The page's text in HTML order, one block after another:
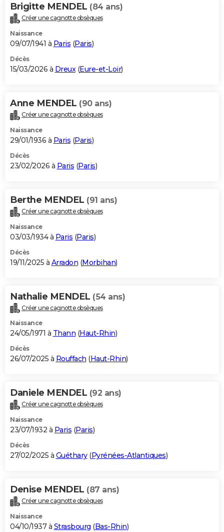
Carte de Noël
Carte Bonne année
Carte Saint-Valentin
Carte Pâques
Carte d'anniversaire
DICTIONNAIRE
Dictionnaire
Biographies
Citations
Expressions
Proverbes
PROGRAMME TV
S'inscrire
Se connecter
Lycées
Collèges
Primaires
Universités
Entreprises
Service militaire
Avis de recherche
AVIS DE DÉCÈS
Bricolage
Lifestyle
Culture
Sport
Auto
Television
Voyage
Cinema
Brigitte MENDEL (84 ans)
Créer une cagnotte obsèques
Naissance
09/07/1941 à Paris (Paris)
Décès
15/03/2026 à Dreux(Eure-et-Loir)
Anne MENDEL (90 ans)
Créer une cagnotte obsèques
Naissance
29/01/1936 à Paris (Paris)
Décès
23/02/2026 à Paris (Paris)
Berthe MENDEL (91 ans)
Créer une cagnotte obsèques
Naissance
03/03/1934 à Paris (Paris)
Décès
19/11/2025 à Arradon (Morbihan)
Nathalie MENDEL (54 ans)
Créer une cagnotte obsèques
Naissance
24/05/1971 à Thann (Haut-Rhin)
Décès
26/07/2025 à Rouffach (Haut-Rhin)
Daniele MENDEL (92 ans)
Créer une cagnotte obsèques
Naissance
23/07/1932 à Paris (Paris)
Décès
27/02/2025 à Guéthary(Pyrénées-Atlantiques)
Denise MENDEL (87 ans)
Créer une cagnotte obsèques
Naissance
04/10/1937 à Strasbourg (Bas-Rhin)